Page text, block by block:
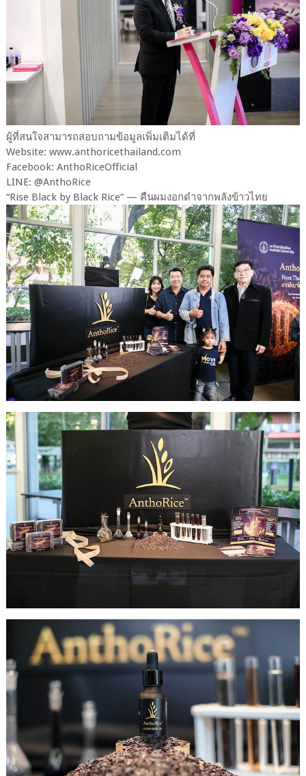
ผู้ที่สนใจสามารถสอบถามข้อมูลเพิ่มเติมได้ที่
Website: www.anthoricethailand.com
Facebook: AnthoRiceOfficial
LINE: @AnthoRice
“Rise Black by Black Rice” — คืนผมงอกดำจากพลังข้าวไทย